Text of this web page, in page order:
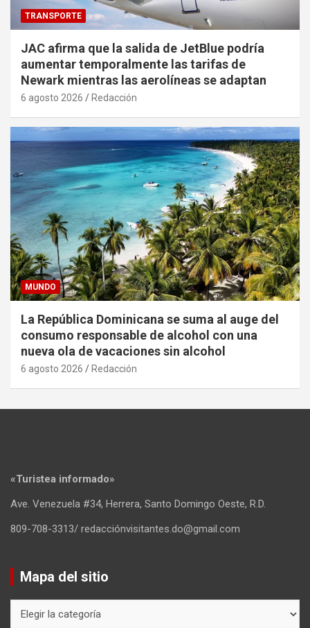
TRANSPORTE
JAC afirma que la salida de JetBlue podría
aumentar temporalmente las tarifas de
Newark mientras las aerolíneas se adaptan
6 agosto 2026 Redacción
MUNDO
La República Dominicana se suma al auge del
consumo responsable de alcohol con una
nueva ola de vacaciones sin alcohol
6 agosto 2026 Redacción
«Turistea informado»
Ave. Venezuela #34, Herrera, Santo Domingo Oeste, R.D.
809-708-3313/ redacciónvisitantes.do@gmail.com
Mapa del sitio
del